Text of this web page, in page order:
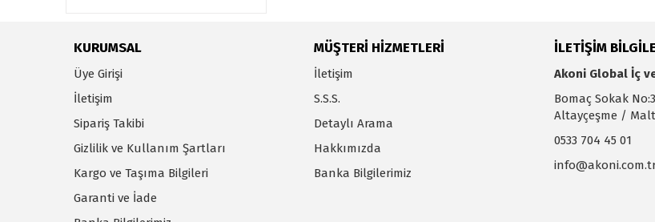
KURUMSAL
Üye Girişi
İletişim
Sipariş Takibi
Gizlilik ve Kullanım Şartları
Kargo ve Taşıma Bilgileri
Garanti ve İade
MÜŞTERİ HİZMETLERİ
İletişim
S.S.S.
Detaylı Arama
Hakkımızda
Banka Bilgilerimiz
İLETİŞİM
Akoni Global İç
Bomaç Sokak
Altayçeşme /
0533 704 45 01